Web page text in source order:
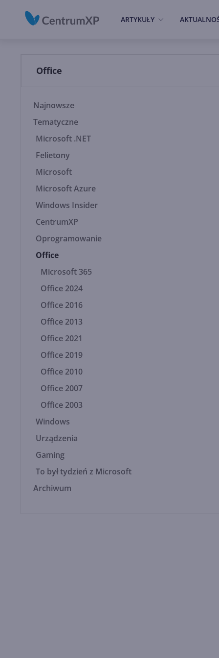
ARTYKUŁY
Office
Najnowsze
Tematyczne
Microsoft .NET
Felietony
Microsoft
Microsoft Azure
Windows Insider
CentrumXP
Oprogramowanie
Office
Microsoft 365
Office 2024
Office 2016
Office 2013
Office 2021
Office 2019
Office 2010
Office 2007
Office 2003
Windows
Urządzenia
Gaming
To był tydzień z Microsoft
Archiwum